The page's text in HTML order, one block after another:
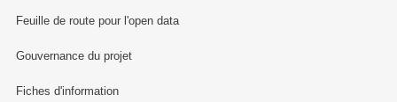
Feuille de route pour l'open data
Gouvernance du projet
Fiches d'information